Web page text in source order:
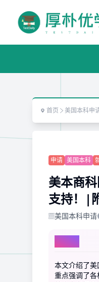
首页 美国本科申
申请 美国本科
美本商
支持！|
美国本科申请
AI总结
本文介绍了
重点强调了